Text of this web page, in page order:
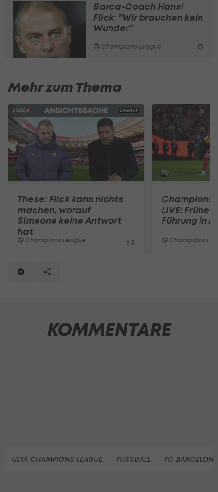
Barca-Coach Hansi
Flick: "Wir brauchen kein
Wunder"
Champions League
Mehr zum Thema
These: Flick kann nichts
machen, worauf
Simeone keine Antwort
hat
Champions League 3
Champions
LIVE: Frühe
Führung in
Champions
KOMMENTARE
UEFA CHAMPIONS LEAGUE FUSSBALL FC BARCELONA